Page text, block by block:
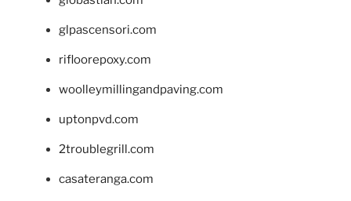
glpascensori.com
rifloorepoxy.com
woolleymillingandpaving.com
uptonpvd.com
2troublegrill.com
casateranga.com